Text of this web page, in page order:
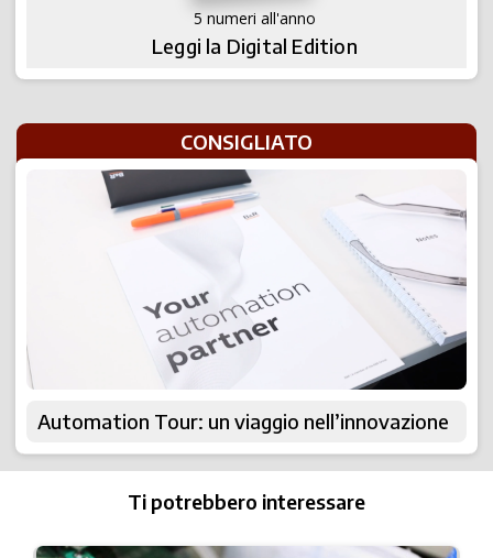
5 numeri all'anno
Leggi la Digital Edition
CONSIGLIATO
Automation Tour: un viaggio nell’innovazione
Ti potrebbero interessare